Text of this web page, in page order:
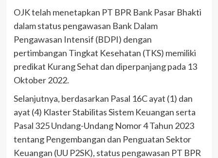
OJK telah menetapkan PT BPR Bank Pasar Bhakti
dalam status pengawasan Bank Dalam
Pengawasan Intensif (BDPI) dengan
pertimbangan Tingkat Kesehatan (TKS) memiliki
predikat Kurang Sehat dan diperpanjang pada 13
Oktober 2022.
Selanjutnya, berdasarkan Pasal 16C ayat (1) dan
ayat (4) Klaster Stabilitas Sistem Keuangan serta
Pasal 325 Undang-Undang Nomor 4 Tahun 2023
tentang Pengembangan dan Penguatan Sektor
Keuangan (UU P2SK), status pengawasan PT BPR